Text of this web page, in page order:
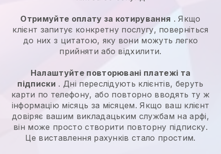
Отримуйте оплату за котирування . Якщо
клієнт запитує конкретну послугу, поверніться
до них з цитатою, яку вони можуть легко
прийняти або відхилити.
Налаштуйте повторювані платежі та
підписки . Дні переслідують клієнтів, беруть
карти по телефону, або повторно вводять ту ж
інформацію місяць за місяцем. Якщо ваш клієнт
довіряє вашим викладацьким службам на арфі,
він може просто створити повторну підписку.
Це виставлення рахунків стало простим.